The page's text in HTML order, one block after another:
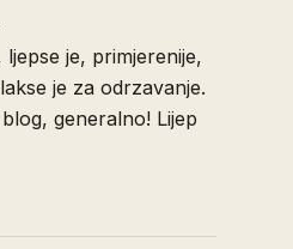
je, primjerenije,
je za odrzavanje.
generalno! Lijep